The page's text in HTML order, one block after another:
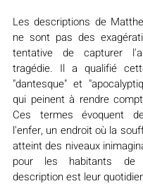
Les descriptions de
ne sont pas des
tentative de capturer
tragédie. Il a qualifié
"dantesque" et
qui peinent à rendre
Ces termes évoquent
l'enfer, un endroit où la
atteint des niveaux
pour les habitants de
description est leur